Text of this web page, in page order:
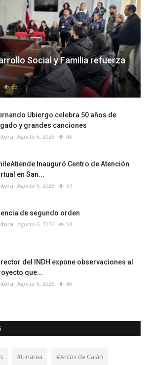
Social y Familia refuerza
55
Ubiergo celebra 50 años de
y grandes canciones
Agosto 6, 2026 48
Inauguró Centro de Atención
en San...
Agosto 6, 2026 59
de segundo orden
Agosto 6, 2026 54
del INDH expone observaciones al
que...
Agosto 6, 2026 46
#Linarea #Arcos de Calán